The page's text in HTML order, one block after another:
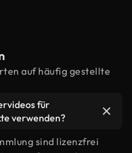
auf häufig gestellte
für
verwenden?
sind lizenzfrei